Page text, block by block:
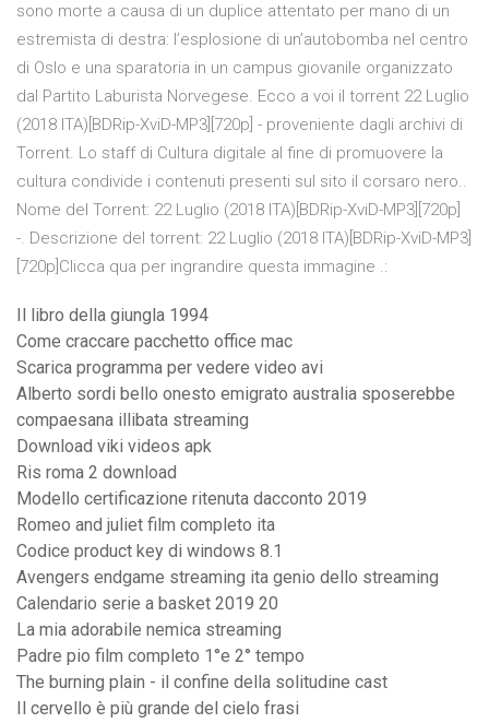
sono morte a causa di un duplice attentato per mano di un
estremista di destra: l’esplosione di un’autobomba nel centro
di Oslo e una sparatoria in un campus giovanile organizzato
dal Partito Laburista Norvegese. Ecco a voi il torrent 22 Luglio
(2018 ITA)[BDRip-XviD-MP3][720p] - proveniente dagli archivi di
Torrent. Lo staff di Cultura digitale al fine di promuovere la
cultura condivide i contenuti presenti sul sito il corsaro nero..
Nome del Torrent: 22 Luglio (2018 ITA)[BDRip-XviD-MP3][720p]
-. Descrizione del torrent: 22 Luglio (2018 ITA)[BDRip-XviD-MP3]
[720p]Clicca qua per ingrandire questa immagine .:
Il libro della giungla 1994
Come craccare pacchetto office mac
Scarica programma per vedere video avi
Alberto sordi bello onesto emigrato australia sposerebbe
compaesana illibata streaming
Download viki videos apk
Ris roma 2 download
Modello certificazione ritenuta dacconto 2019
Romeo and juliet film completo ita
Codice product key di windows 8.1
Avengers endgame streaming ita genio dello streaming
Calendario serie a basket 2019 20
La mia adorabile nemica streaming
Padre pio film completo 1°e 2° tempo
The burning plain - il confine della solitudine cast
Il cervello è più grande del cielo frasi